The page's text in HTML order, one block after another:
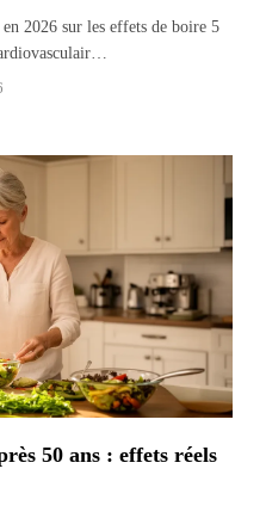
2026 sur les effets de boire 5
…
50 ans : effets réels